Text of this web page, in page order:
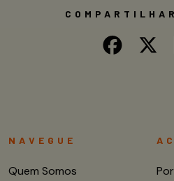
NAVEGUE
Quem Somos